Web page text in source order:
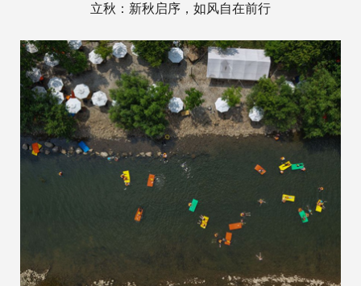
立秋：新秋启序，如风自在前行